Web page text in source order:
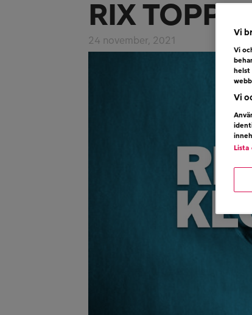
RIX TOPP 6
24 november, 2021
Vi
Vi
helst
Vi